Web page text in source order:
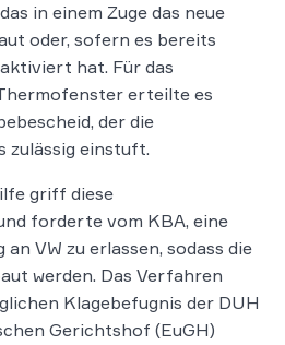
in einem Zuge das neue
oder, sofern es bereits
hat. Für das
erteilte es
der die
zulässig einstuft.
griff diese
forderte vom KBA, eine
VW zu erlassen, sodass die
werden. Das Verfahren
Klagebefugnis der DUH
Gerichtshof (EuGH)